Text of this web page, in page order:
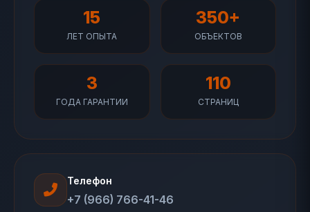
15
ЛЕТ ОПЫТА
350+
ОБЪЕКТОВ
3
ГОДА ГАРАНТИИ
110
СТРАНИЦ
Телефон
+7 (966) 766-41-46